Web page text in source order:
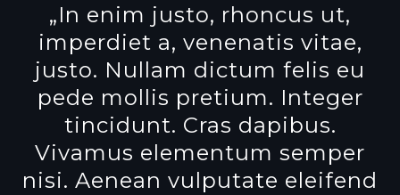
„In enim justo, rhoncus ut,
imperdiet a, venenatis vitae,
justo. Nullam dictum felis eu
pede mollis pretium. Integer
tincidunt. Cras dapibus.
Vivamus elementum semper
nisi. Aenean vulputate eleifend